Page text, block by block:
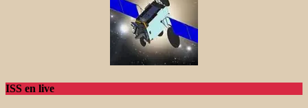
ISS en live